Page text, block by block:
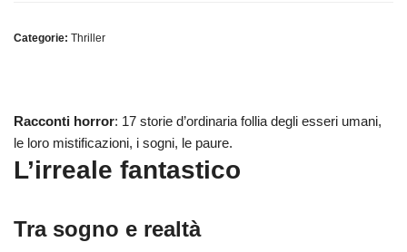
Categorie: Thriller
Racconti horror: 17 storie d’ordinaria follia degli esseri umani,
le loro mistificazioni, i sogni, le paure.
L’irreale fantastico
Tra sogno e realtà